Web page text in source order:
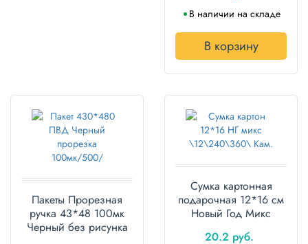
В наличии на складе
В корзину
Пакеты Прорезная
ручка 43*48 100мк
Черный без рисунка
Сумка картонная
подарочная 12*16 см
Новый Год Микс
20.2 руб.